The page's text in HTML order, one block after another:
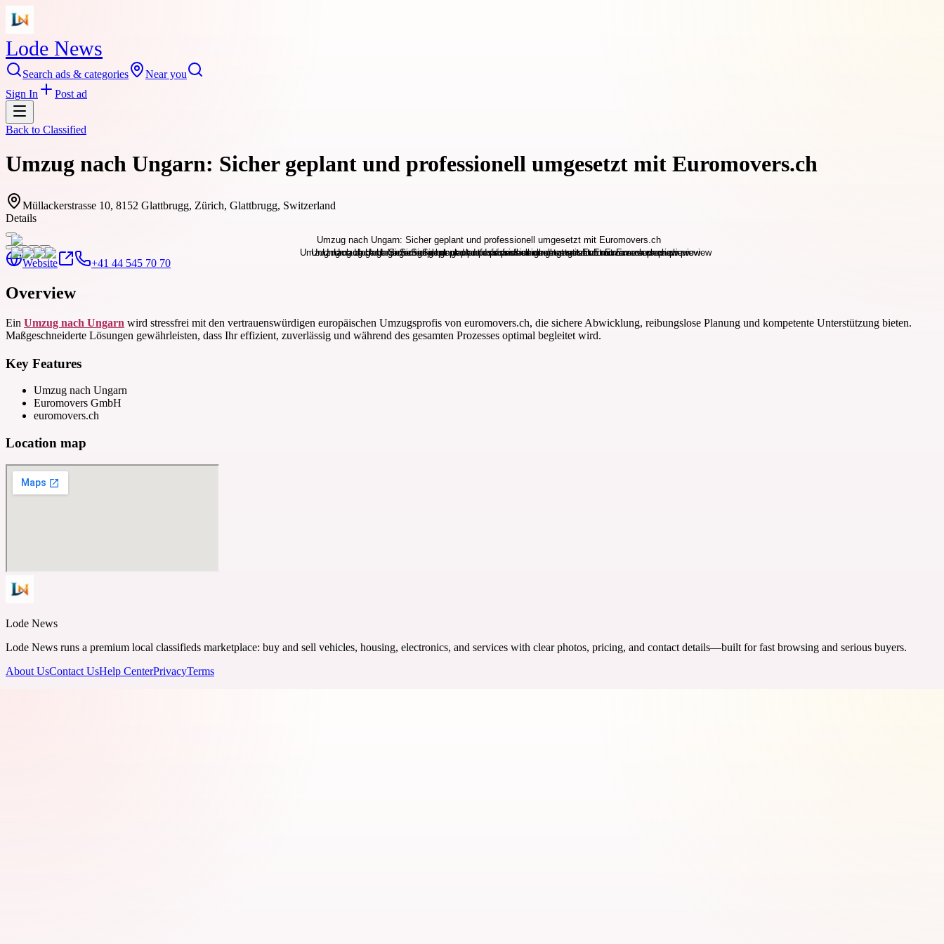
Lode News
Search ads & categories
Near you
Sign In
Post ad
Back to Classified
Umzug nach Ungarn: Sicher geplant und professionell umgesetzt mit Euromovers.ch
Müllackerstrasse 10, 8152 Glattbrugg, Zürich, Glattbrugg, Switzerland
Details
Website +41 44 545 70 70
Overview
Ein Umzug nach Ungarn wird stressfrei mit den vertrauenswürdigen europäischen Umzugsprofis von euromovers.ch, die sichere Abwicklung, reibungslose Planung und kompetente Unterstützung bieten.
Maßgeschneiderte Lösungen gewährleisten, dass Ihr effizient, zuverlässig und während des gesamten Prozesses optimal begleitet wird.
Key Features
Umzug nach Ungarn
Euromovers GmbH
euromovers.ch
Location map
Lode News
Lode News runs a premium local classifieds marketplace: buy and sell vehicles, housing, electronics, and services with clear photos, pricing, and contact details—built for fast browsing and serious buyers.
About UsContact UsHelp CenterPrivacyTerms